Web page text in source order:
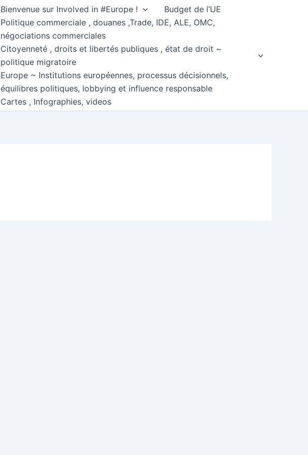
Bienvenue sur Involved in #Europe !
Budget de l’UE
Politique commerciale , douanes ,Trade, IDE, ALE, OMC,
négociations commerciales
Citoyenneté , droits et libertés publiques , état de droit ~
politique migratoire
Europe ~ Institutions européennes, processus décisionnels,
équilibres politiques, lobbying et influence responsable
Cartes , Infographies, videos